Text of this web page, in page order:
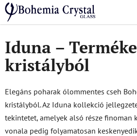
Ugrás
fő
Kezdőlap
/ Népszerű kollekciók Iduna – Termékek
Iduna –
kristályból
Elegáns poharak ólommentes cseh
kristályból. Az Iduna kollekció
tekintetet, amelyek alsó része finoman
vonala pedig folyamatosan